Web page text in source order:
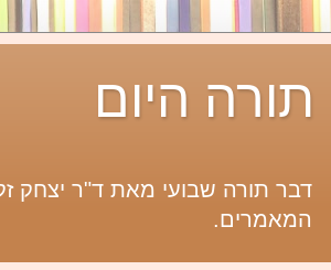
תורה היום
דבר תורה שבועי מאת ד"ר יצחק
המאמרים.